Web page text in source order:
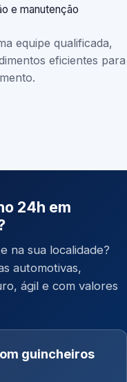
e manutenção
equipe qualificada,
eficientes para
24h em
na sua localidade?
automotivas,
ágil e com valores
guincheiros